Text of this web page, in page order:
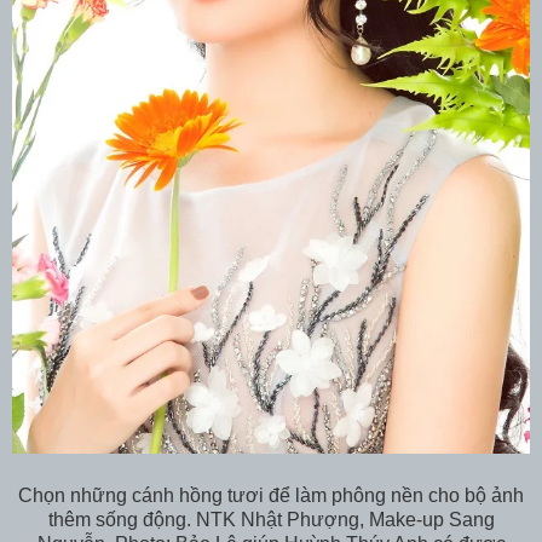
Chọn những cánh hồng tươi để làm phông nền cho bộ ảnh
thêm sống động. NTK Nhật Phượng, Make-up Sang